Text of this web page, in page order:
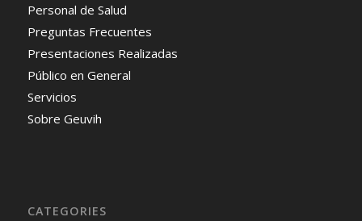
Personal de Salud
Preguntas Frecuentes
Presentaciones Realizadas
Público en General
Servicios
Sobre Geuvih
CATEGORIES